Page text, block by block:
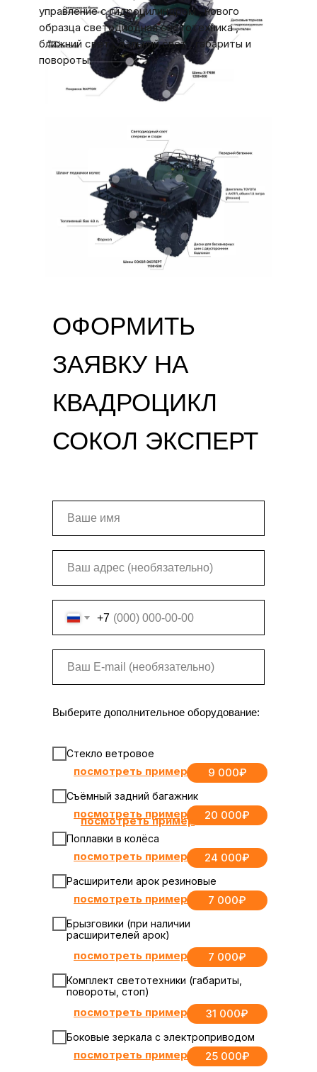
управление с гидроцилиндром , нового
образца светодиодная светотехника ,
ближний свет , дальний свет , габариты и
повороты.
Боковые зеркала с электроприводом
25 000₽
посмотреть пример
Стекло ветровое
9 000₽
посмотреть пример
Съёмный задний багажник
Поплавки в колёса
Расширители арок резиновые
Брызговики (при наличии
расширителей арок)
Комплект светотехники (габариты,
повороты, стоп)
посмотреть пример 20 000₽
посмотреть пример
24 000₽
посмотреть пример
7 000₽
посмотреть пример
7 000₽
посмотреть пример
31 000₽
посмотреть пример
ОФОРМИТЬ
ЗАЯВКУ НА
КВАДРОЦИКЛ
СОКОЛ ЭКСПЕРТ
+7
Выберите дополнительное оборудование: